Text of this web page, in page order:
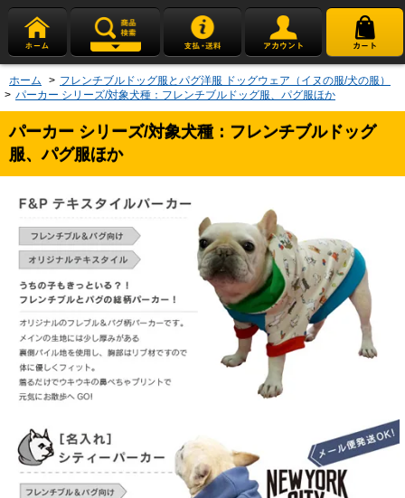
ホーム > フレンチブルドッグ服とパグ洋服 ドッグウェア（イヌの服/犬の服）
> パーカー シリーズ/対象犬種：フレンチブルドッグ服、パグ服ほか
パーカー シリーズ/対象犬種：フレンチブルドッグ
服、パグ服ほか